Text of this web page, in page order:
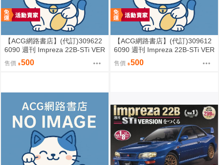
【ACG網路書店】(代訂)309622
6090 週刊 Impreza 22B-STi VER
SION をつくる (4)
售價 500
【ACG網路書店】(代訂)309612
6090 週刊 Impreza 22B-STi VER
SION をつくる (3)
售價 500